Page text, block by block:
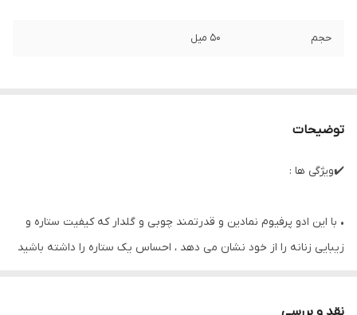
حجم 50 میل
توضیحات
✔️ویژگی ها :
• با این ادو پرفیوم نمادین و قدرتمند چوبی و گلدار که کیفیت ستاره و
زیبایی زنانه را از خود نشان می دهد ، احساس یک ستاره را داشته باشید
نقد و بررسی